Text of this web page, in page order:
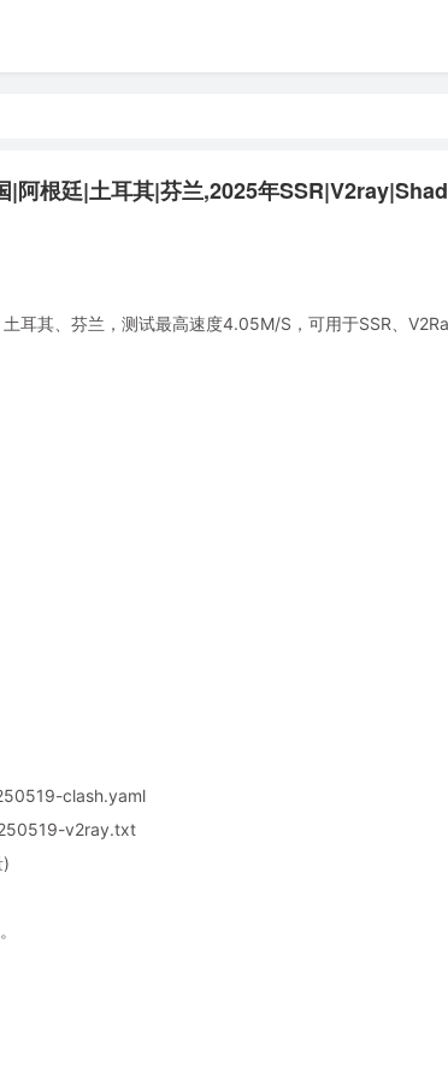
|阿根廷|土耳其|芬兰,2025年
耳其、芬兰，测试最高速度4.05M/S，可用于SSR、
clash.yaml
v2ray.txt